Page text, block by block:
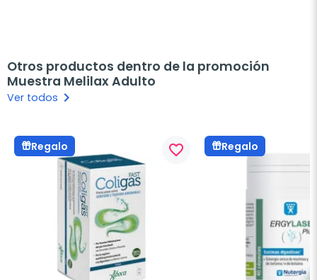
Otros productos dentro de la promoción
Muestra Melilax Adulto
Ver todos keyboard_arrow_right
Regalo favorite_border Regalo